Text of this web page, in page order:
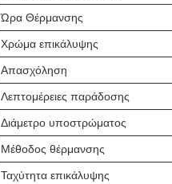
Ώρα Θέρμανσης
Χρώμα επικάλυψης
Απασχόληση
Λεπτομέρειες παράδοσης
Διάμετρο υποστρώματος
Μέθοδος θέρμανσης
Ταχύτητα επικάλυψης